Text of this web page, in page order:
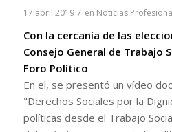
17 abril 2019 / en Noticias
Con la cercanía de las
Consejo General de Trabajo
Foro Político
En el, se presentó un vídeo
"Derechos Sociales por la
políticas desde el Trabajo